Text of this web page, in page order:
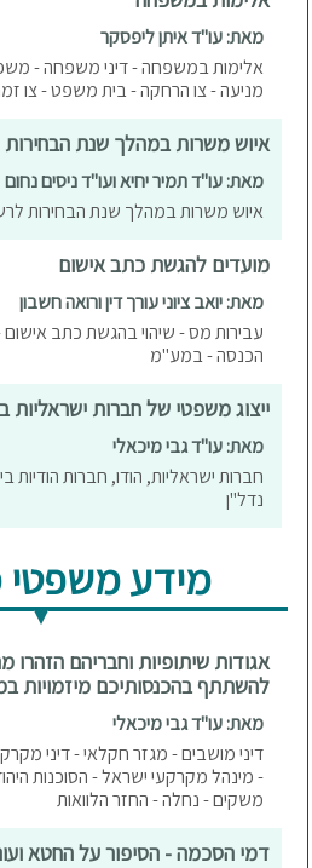
מאת: עו"ד איתן ליפסקר
אלימות במשפחה - דיני משפחה - משפט
מניעה - צו הרחקה - בית משפט - צו
איוש משרות במהלך שנת הבחירות
מאת: עו"ד תמיר יחיא ועו"ד ניסים נחום
איוש משרות במהלך שנת הבחירות
מועדים להגשת כתב אישום
מאת: יואב ציוני עורך דין ורואה חשבון
עבירות מס - שיהוי בהגשת כתב
הכנסה - במע"מ
ייצוג משפטי של חברות ישראליות
מאת: עו"ד גבי מיכאלי
חברות ישראליות, הודו, חברות הודיות
נדל"ן
מידע
אגודות שיתופיות וחבריהם הזהרו
להשתתף בהכנסותיכם מיזמויות
מאת: עו"ד גבי מיכאלי
דיני מושבים - מגזר חקלאי - דיני
- מינהל מקרקעי ישראל - הסוכנות
משקים - נחלה - החזר הלוואות
דמי הסכמה - הסיפור על החטא